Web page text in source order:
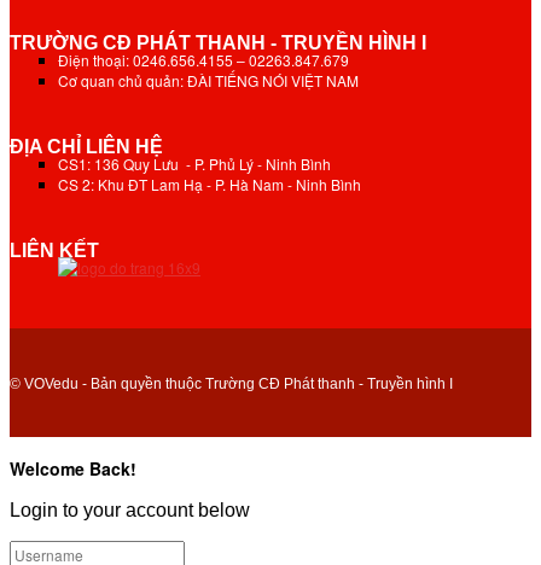
TRƯỜNG CĐ PHÁT THANH - TRUYỀN HÌNH I
Điện thoại: 0246.656.4155 – 02263.847.679
Cơ quan chủ quản: ĐÀI TIẾNG NÓI VIỆT NAM
ĐỊA CHỈ LIÊN HỆ
CS1: 136 Quy Lưu - P. Phủ Lý - Ninh Bình
CS 2: Khu ĐT Lam Hạ - P. Hà Nam - Ninh Bình
LIÊN KẾT
© VOVedu - Bản quyền thuộc Trường CĐ Phát thanh - Truyền hình I
Welcome Back!
Login to your account below